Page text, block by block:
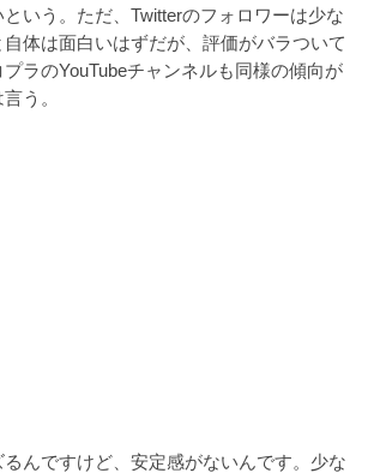
いう。ただ、Twitterのフォロワーは少な
体は面白いはずだが、評価がバラついて
ラのYouTubeチャンネルも同様の傾向が
う。
るんですけど、安定感がないんです。少な